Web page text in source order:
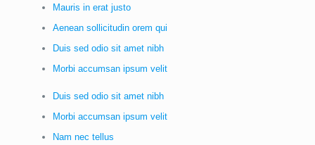
Mauris in erat justo
Aenean sollicitudin orem qui
Duis sed odio sit amet nibh
Morbi accumsan ipsum velit
Duis sed odio sit amet nibh
Morbi accumsan ipsum velit
Nam nec tellus